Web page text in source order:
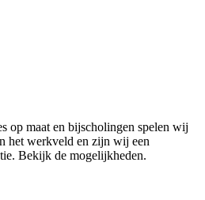
op maat en bijscholingen spelen wij
het werkveld en zijn wij een
Bekijk de mogelijkheden.